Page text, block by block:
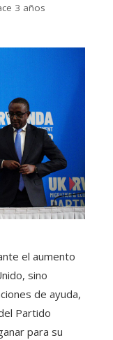
3 años
el aumento
sino
de ayuda,
Partido
para su